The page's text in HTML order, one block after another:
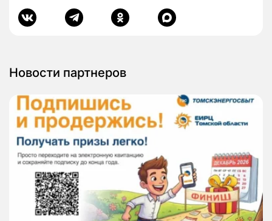
Новости партнеров